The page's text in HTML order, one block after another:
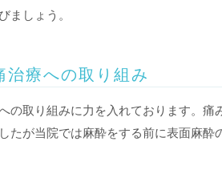
ましょう。
治療への取り組み
の取り組みに力を入れております。
たが当院では麻酔をする前に表面麻酔